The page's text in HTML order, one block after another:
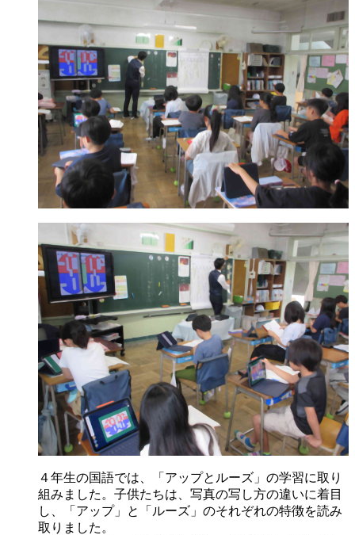
４年生の国語では、「アップとルーズ」の学習に取り
組みました。子供たちは、写真の写し方の違いに着目
し、「アップ」と「ルーズ」のそれぞれの特徴を読み
取りました。